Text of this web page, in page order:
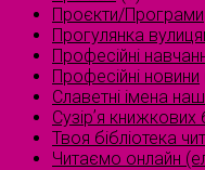
Проєкти/Програми
Прогулянка
Професійні
Професійні новини
Славетні імена
Сузірʼя книжкових
Твоя бібліотека
Читаємо онлайн